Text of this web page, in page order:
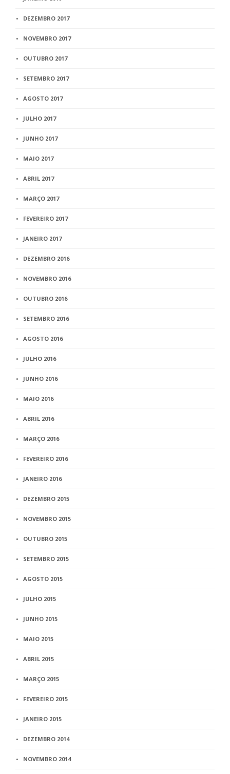
DEZEMBRO 2017
NOVEMBRO 2017
OUTUBRO 2017
SETEMBRO 2017
AGOSTO 2017
JULHO 2017
JUNHO 2017
MAIO 2017
ABRIL 2017
MARÇO 2017
FEVEREIRO 2017
JANEIRO 2017
DEZEMBRO 2016
NOVEMBRO 2016
OUTUBRO 2016
SETEMBRO 2016
AGOSTO 2016
JULHO 2016
JUNHO 2016
MAIO 2016
ABRIL 2016
MARÇO 2016
FEVEREIRO 2016
JANEIRO 2016
DEZEMBRO 2015
NOVEMBRO 2015
OUTUBRO 2015
SETEMBRO 2015
AGOSTO 2015
JULHO 2015
JUNHO 2015
MAIO 2015
ABRIL 2015
MARÇO 2015
FEVEREIRO 2015
JANEIRO 2015
DEZEMBRO 2014
NOVEMBRO 2014